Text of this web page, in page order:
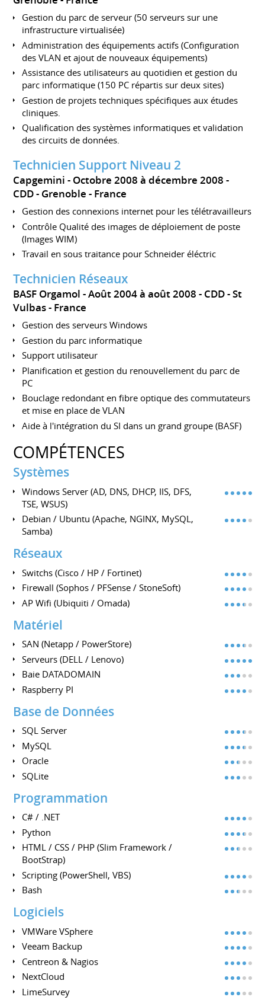
Gestion du parc de serveur (50 serveurs sur une
infrastructure virtualisée)
Administration des équipements actifs (Configuration
des VLAN et ajout de nouveaux équipements)
Assistance des utilisateurs au quotidien et gestion du
parc informatique (150 PC répartis sur deux sites)
Gestion de projets techniques spécifiques aux études
cliniques.
Qualification des systèmes informatiques et validation
des circuits de données.
Technicien Support Niveau 2
Capgemini
Octobre 2008 à décembre 2008
CDD
Grenoble France
Gestion des connexions internet pour les télétravailleurs
Contrôle Qualité des images de déploiement de poste
(Images WIM)
Travail en sous traitance pour Schneider éléctric
Technicien Réseaux
BASF Orgamol Août 2004 à août 2008 CDD
St
Vulbas
France
Gestion des serveurs Windows
Gestion du parc informatique
Support utilisateur
Planification et gestion du renouvellement du parc de
PC
Bouclage redondant en fibre optique des commutateurs
et mise en place de VLAN
Aide à l'intégration du SI dans un grand groupe (BASF)
COMPÉTENCES
Systèmes
Windows Server (AD, DNS, DHCP, IIS, DFS,
TSE, WSUS)
Debian / Ubuntu (Apache, NGINX, MySQL,
Samba)
Réseaux
Switchs (Cisco / HP / Fortinet)
Firewall (Sophos / PFSense / StoneSoft)
AP Wifi (Ubiquiti / Omada)
Matériel
SAN (Netapp / PowerStore)
Serveurs (DELL / Lenovo)
Baie DATADOMAIN
Raspberry PI
Base de Données
SQL Server
MySQL
Oracle
SQLite
Programmation
C# / .NET
Python
HTML / CSS / PHP (Slim Framework /
BootStrap)
Scripting (PowerShell, VBS)
Bash
Logiciels
VMWare VSphere
Veeam Backup
Centreon & Nagios
NextCloud
LimeSurvey